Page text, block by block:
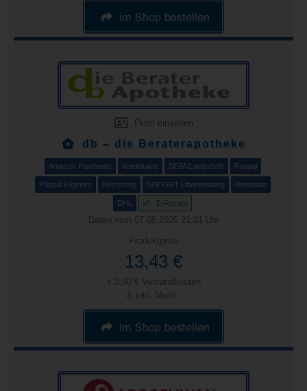
im Shop bestellen
Profil einsehen
db – die Beraterapotheke
Amazon Payments Kreditkarte SEPA/Lastschrift Paypal
Paypal Express Rechnung SOFORT Überweisung Vorkasse
DHL E-Rezept
Daten vom 07.08.2026 21:01 Uhr
Produktpreis
13,43 €
+ 3,90 € Versandkosten
& inkl. MwSt.
im Shop bestellen